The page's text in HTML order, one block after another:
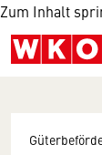
Zum Inhalt